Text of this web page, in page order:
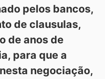
pelos bancos,
de clausulas,
de anos de
para que a
negociação,